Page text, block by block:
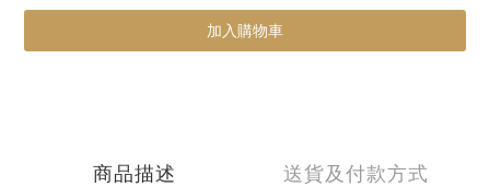
加入購物車
商品描述 送貨及付款方式